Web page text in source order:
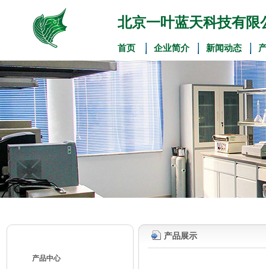
北京一叶蓝天科技有限
首页 企业简介 新闻动态
产品中心
产品展示